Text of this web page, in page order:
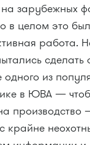
на зарубежных
в целом это
работа.
сделать
одного из
в ЮВА —
производство
крайне